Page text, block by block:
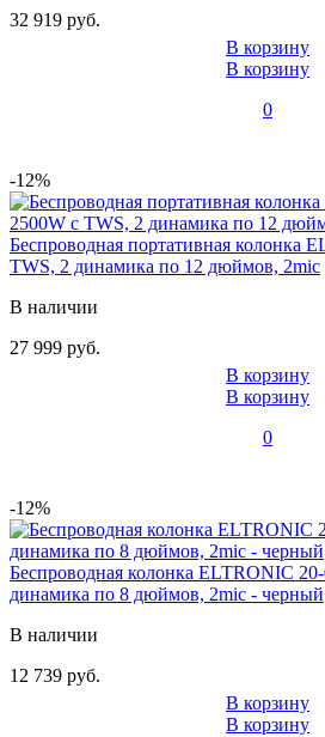
32 919 руб.
В корзину
В корзину
0
-12%
Беспроводная портативная колонка
TWS, 2 динамика по 12 дюймов, 2mic
В наличии
27 999 руб.
В корзину
В корзину
0
-12%
Беспроводная колонка ELTRONIC
динамика по 8 дюймов, 2mic - черный
В наличии
12 739 руб.
В корзину
В корзину